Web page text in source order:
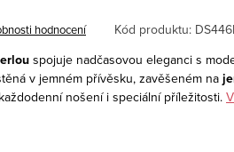
hodnocení Kód produktu:
spojuje nadčasovou eleganci s
v jemném přívěsku, zavěšeném na
nošení i speciální příležitosti.